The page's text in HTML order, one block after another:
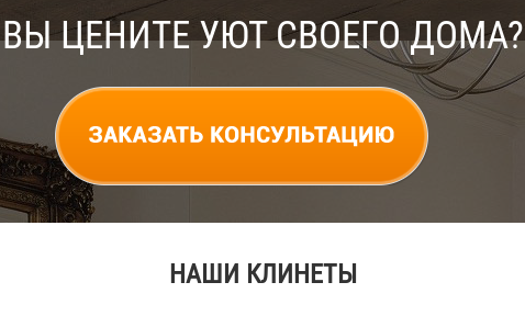
ВЫ ЦЕНИТЕ УЮТ СВОЕГО ДОМА?
НАШИ КЛИНЕТЫ